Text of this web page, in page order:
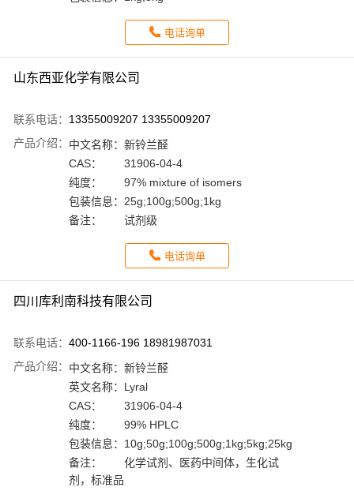
电话询单
山东西亚化学有限公司
联系电话： 13355009207 13355009207
产品介绍： 中文名称： 新铃兰醛
CAS：
31906-04-4
纯度：
97% mixture of isomers
包装信息： 25g;100g;500g;1kg
备注：
试剂级
电话询单
四川库利南科技有限公司
联系电话： 400-1166-196 18981987031
产品介绍： 中文名称： 新铃兰醛
英文名称： Lyral
CAS：
31906-04-4
纯度：
99% HPLC
包装信息： 10g;50g;100g;500g;1kg;5kg;25kg
备注：
化学试剂、医药中间体，生化试
剂，标准品